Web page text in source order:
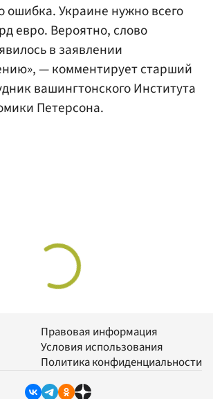
ошибка. Украине нужно всего
евро. Вероятно, слово
в заявлении
— комментирует старший
вашингтонского Института
Петерсона.
Правовая информация
Условия использования
Политика конфиденциальности